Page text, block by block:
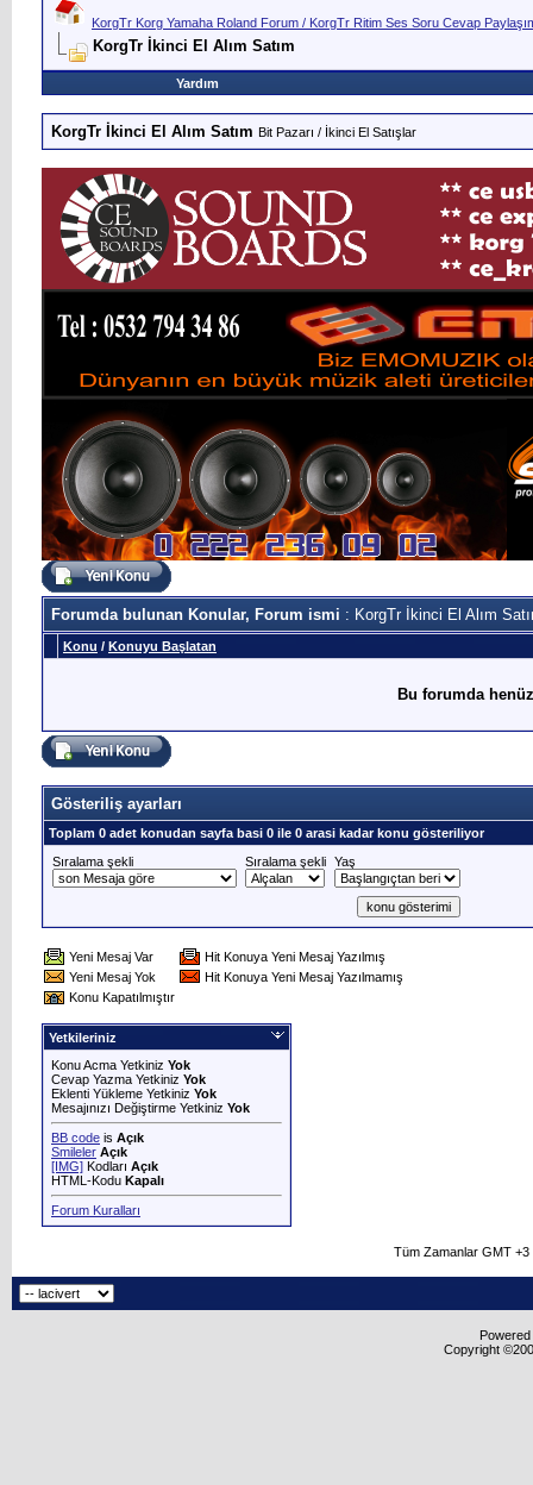
KorgTr Korg Yamaha Roland Forum / KorgTr Ritim Ses Soru Cevap
KorgTr İkinci El Alım Satım
Yardım
KorgTr İkinci El Alım Satım Bit Pazarı / İkinci El Satışlar
Forumda bulunan Konular, Forum ismi : KorgTr İkinci El Alım
Konu / Konuyu Başlatan
Bu forumda
Gösteriliş ayarları
Toplam 0 adet konudan sayfa basi 0 ile 0 arasi kadar konu gösteriliyor
Sıralama şekli
Sıralama şekli Yaş
Yeni Mesaj Var
Hit Konuya Yeni Mesaj Yazılmış
Yeni Mesaj Yok
Hit Konuya Yeni Mesaj Yazılmamış
Konu Kapatılmıştır
Yetkileriniz
Konu Acma Yetkiniz Yok
Cevap Yazma Yetkiniz Yok
Eklenti Yükleme Yetkiniz Yok
Mesajınızı Değiştirme Yetkiniz Yok
BB code is Açık
Smileler Açık
[IMG] Kodları Açık
HTML-Kodu Kapalı
Forum Kuralları
Tüm Zamanlar GMT
Copyright